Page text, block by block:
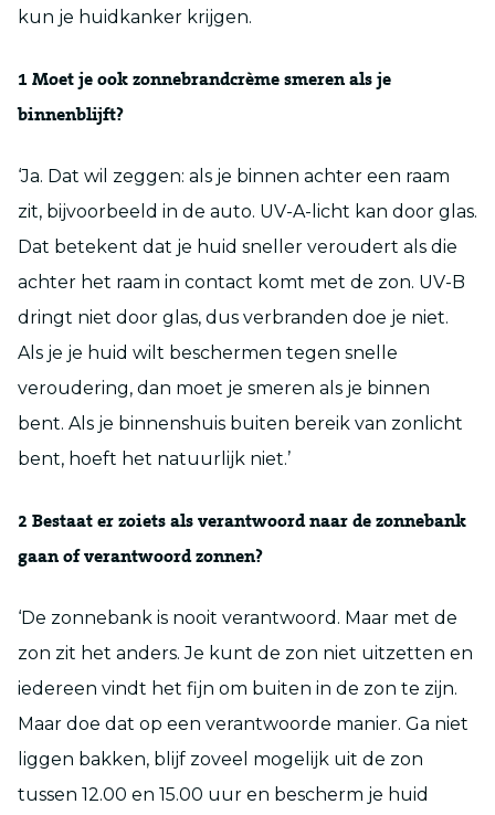
kun je huidkanker krijgen.
1 Moet je ook zonnebrandcrème smeren als je
binnenblijft?
‘Ja. Dat wil zeggen: als je binnen achter een raam
zit, bijvoorbeeld in de auto. UV-A-licht kan door glas.
Dat betekent dat je huid sneller veroudert als die
achter het raam in contact komt met de zon. UV-B
dringt niet door glas, dus verbranden doe je niet.
Als je je huid wilt beschermen tegen snelle
veroudering, dan moet je smeren als je binnen
bent. Als je binnenshuis buiten bereik van zonlicht
bent, hoeft het natuurlijk niet.’
2 Bestaat er zoiets als verantwoord naar de zonnebank
gaan of verantwoord zonnen?
‘De zonnebank is nooit verantwoord. Maar met de
zon zit het anders. Je kunt de zon niet uitzetten en
iedereen vindt het fijn om buiten in de zon te zijn.
Maar doe dat op een verantwoorde manier. Ga niet
liggen bakken, blijf zoveel mogelijk uit de zon
tussen 12.00 en 15.00 uur en bescherm je huid